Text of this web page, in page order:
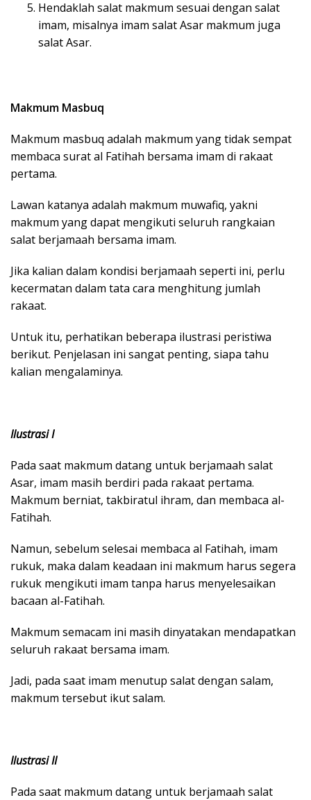
Hendaklah salat makmum sesuai dengan salat
imam, misalnya imam salat Asar makmum juga
salat Asar.
Makmum Masbuq
Makmum masbuq adalah makmum yang tidak sempat
membaca surat al Fatihah bersama imam di rakaat
pertama.
Lawan katanya adalah makmum muwafiq, yakni
makmum yang dapat mengikuti seluruh rangkaian
salat berjamaah bersama imam.
Jika kalian dalam kondisi berjamaah seperti ini, perlu
kecermatan dalam tata cara menghitung jumlah
rakaat.
Untuk itu, perhatikan beberapa ilustrasi peristiwa
berikut. Penjelasan ini sangat penting, siapa tahu
kalian mengalaminya.
Ilustrasi I
Pada saat makmum datang untuk berjamaah salat
Asar, imam masih berdiri pada rakaat pertama.
Makmum berniat, takbiratul ihram, dan membaca al-
Fatihah.
Namun, sebelum selesai membaca al Fatihah, imam
rukuk, maka dalam keadaan ini makmum harus segera
rukuk mengikuti imam tanpa harus menyelesaikan
bacaan al-Fatihah.
Makmum semacam ini masih dinyatakan mendapatkan
seluruh rakaat bersama imam.
Jadi, pada saat imam menutup salat dengan salam,
makmum tersebut ikut salam.
Ilustrasi II
Pada saat makmum datang untuk berjamaah salat